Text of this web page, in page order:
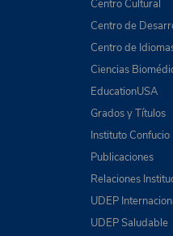
Centro Cultural
Centro de
Centro de
Ciencias
EducationUSA
Grados y Títulos
Instituto Confucio
Publicaciones
Relaciones
UDEP
UDEP Saludable